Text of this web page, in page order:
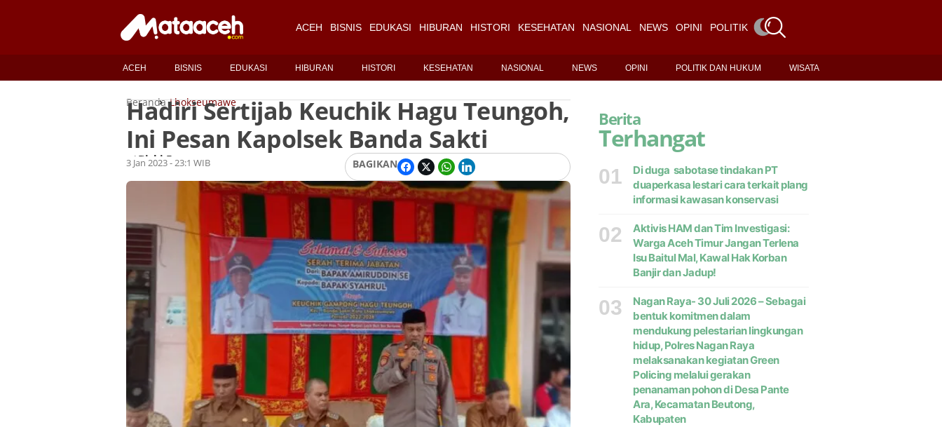
ACEH BISNIS EDUKASI HIBURAN HISTORI KESEHATAN NASIONAL NEWS OPINI POLITIK DAN HUKUM
ACEH BISNIS EDUKASI HIBURAN HISTORI KESEHATAN NASIONAL NEWS OPINI POLITIK DAN HUKUM WISATA
Beranda Lhokseumawe
Hadiri Sertijab Keuchik Hagu Teungoh,
Ini Pesan Kapolsek Banda Sakti
OlehRizki Fauzan
3 Jan 2023 - 23:1 WIB BAGIKAN
Berita
Terhangat
01
Di duga sabotase tindakan PT
duaperkasa lestari cara terkait plang
informasi kawasan konservasi
02
Aktivis HAM dan Tim Investigasi:
Warga Aceh Timur Jangan Terlena
Isu Baitul Mal, Kawal Hak Korban
Banjir dan Jadup!
03
Nagan Raya- 30 Juli 2026 – Sebagai
bentuk komitmen dalam
mendukung pelestarian lingkungan
hidup, Polres Nagan Raya
melaksanakan kegiatan Green
Policing melalui gerakan
penanaman pohon di Desa Pante
Ara, Kecamatan Beutong,
Kabupaten